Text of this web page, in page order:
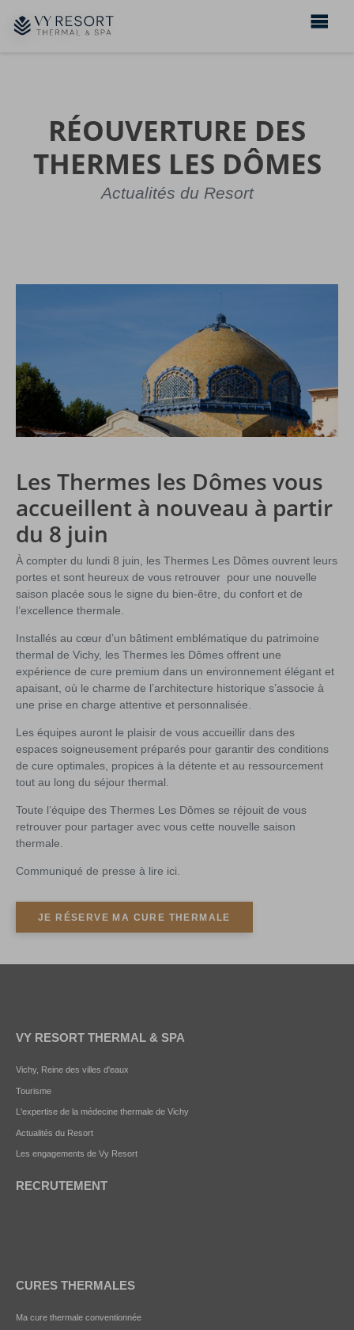
RÉOUVERTURE DES
THERMES LES DÔMES
Actualités du Resort
Les Thermes les Dômes vous
accueillent à nouveau à partir
du 8 juin
À compter du lundi 8 juin, les Thermes Les Dômes ouvrent leurs
portes et sont heureux de vous retrouver pour une nouvelle
saison placée sous le signe du bien-être, du confort et de
l’excellence thermale.
Installés au cœur d’un bâtiment emblématique du patrimoine
thermal de Vichy, les Thermes les Dômes offrent une
expérience de cure premium dans un environnement élégant et
apaisant, où le charme de l’architecture historique s’associe à
une prise en charge attentive et personnalisée.
Les équipes auront le plaisir de vous accueillir dans des
espaces soigneusement préparés pour garantir des conditions
de cure optimales, propices à la détente et au ressourcement
tout au long du séjour thermal.
Toute l’équipe des Thermes Les Dômes se réjouit de vous
retrouver pour partager avec vous cette nouvelle saison
thermale.
Communiqué de presse à lire ici.
JE RÉSERVE MA CURE THERMALE
VY RESORT THERMAL & SPA
Vichy, Reine des villes d'eaux
Tourisme
L'expertise de la médecine thermale de Vichy
Actualités du Resort
Les engagements de Vy Resort
RECRUTEMENT
CURES THERMALES
Ma cure thermale conventionnée